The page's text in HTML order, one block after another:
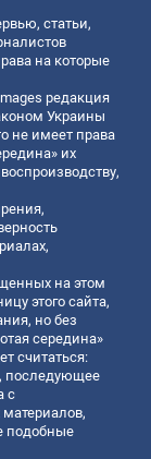
статьи,
на которые
редакция
Украины
не имеет права
их
на этом
этого сайта,
но без
середина»
считаться:
последующее
с
подобные